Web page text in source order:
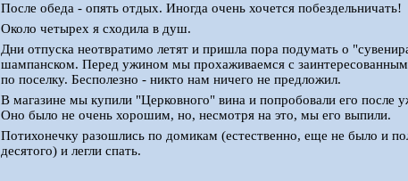
После обеда - опять отдых. Иногда очень хочется побездельничать!
Около четырех я сходила в душ.
Дни отпуска неотвратимо летят и пришла пора подумать о
шампанском. Перед ужином мы прохаживаемся с
по поселку. Бесполезно - никто нам ничего не предложил.
В магазине мы купили "Церковного" вина и попробовали его после
Оно было не очень хорошим, но, несмотря на это, мы его выпили.
Потихонечку разошлись по домикам (естественно, еще не было и
десятого) и легли спать.